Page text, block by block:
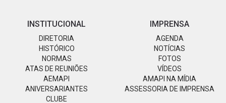
INSTITUCIONAL
DIRETORIA
HISTÓRICO
NORMAS
ATAS DE REUNIÕES
AEMAPI
ANIVERSARIANTES
CLUBE
IMPRENSA
AGENDA
NOTÍCIAS
FOTOS
VÍDEOS
AMAPI NA MÍDIA
ASSESSORIA DE IMPRENSA